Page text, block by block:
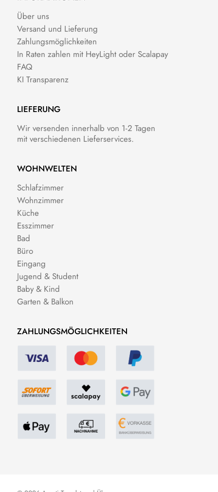
Über uns
Versand und Lieferung
Zahlungsmöglichkeiten
In Raten zahlen mit HeyLight oder Scalapay
FAQ
KI Transparenz
LIEFERUNG
Wir versenden innerhalb von 1-2 Tagen
mit verschiedenen Lieferservices.
WOHNWELTEN
Schlafzimmer
Wohnzimmer
Küche
Esszimmer
Bad
Büro
Eingang
Jugend & Student
Baby & Kind
Garten & Balkon
ZAHLUNGSMÖGLICHKEITEN